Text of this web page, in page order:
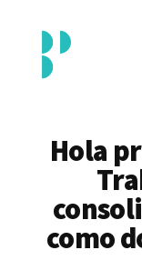
contenido
principal
menu
Piedrahita
docente
pedagógico
Hola
como